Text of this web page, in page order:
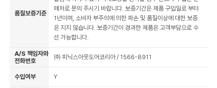
품질보증기준
매처로 문의 주시기 바랍니다. 보증기간은 제품 구입일로 부터
1년이며, 소비자 부주의에 의한 파손 및 품질이상에 대한 보증
은 지지 않습니다. 보증기간이 경과한 제품은 고객부담으로 수
선 가능합니다.
A/S 책임자와
전화번호
㈜ 피닉스아웃도어코리아 / 1566-8911
수입여부 Y